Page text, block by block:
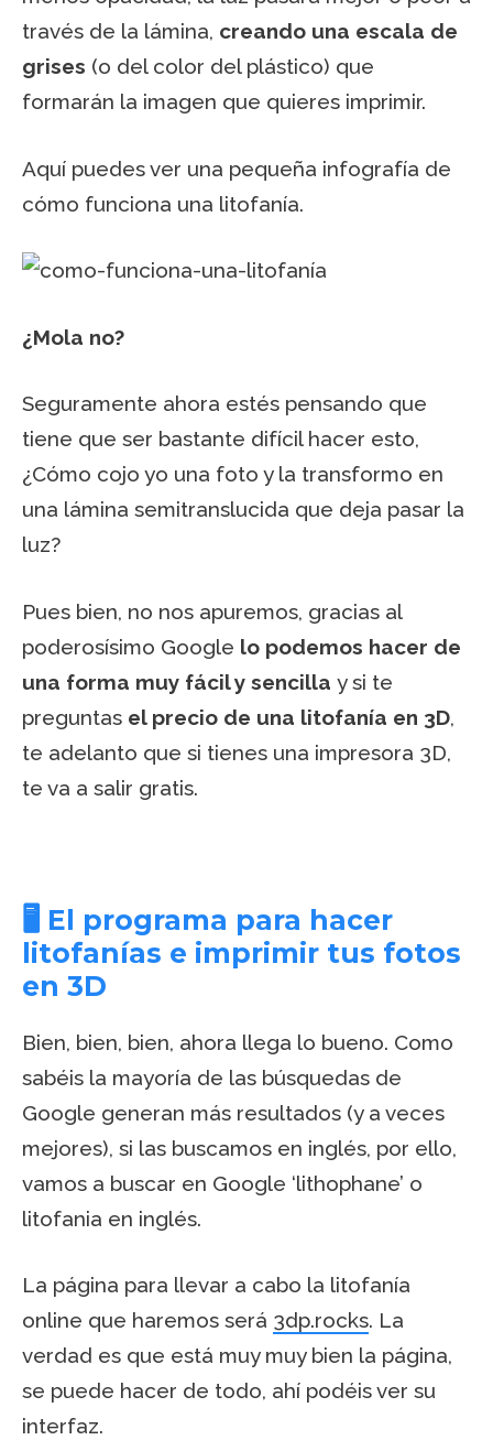
través de la lámina, creando una escala de
grises (o del color del plástico) que
formarán la imagen que quieres imprimir.
Aquí puedes ver una pequeña infografía de
cómo funciona una litofanía.
¿Mola no?
Seguramente ahora estés pensando que
tiene que ser bastante difícil hacer esto,
¿Cómo cojo yo una foto y la transformo en
una lámina semitranslucida que deja pasar la
luz?
Pues bien, no nos apuremos, gracias al
poderosísimo Google lo podemos hacer de
una forma muy fácil y sencilla y si te
preguntas el precio de una litofanía en 3D,
te adelanto que si tienes una impresora 3D,
te va a salir gratis.
🖥️ El programa para hacer
litofanías e imprimir tus fotos
en 3D
Bien, bien, bien, ahora llega lo bueno. Como
sabéis la mayoría de las búsquedas de
Google generan más resultados (y a veces
mejores), si las buscamos en inglés, por ello,
vamos a buscar en Google ‘lithophane’ o
litofania en inglés.
La página para llevar a cabo la litofanía
online que haremos será 3dp.rocks. La
verdad es que está muy muy bien la página,
se puede hacer de todo, ahí podéis ver su
interfaz.